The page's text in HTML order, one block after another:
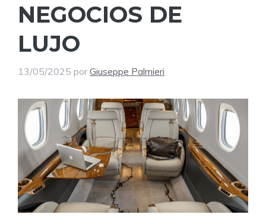
NEGOCIOS DE
LUJO
13/05/2025 por Giuseppe Palmieri